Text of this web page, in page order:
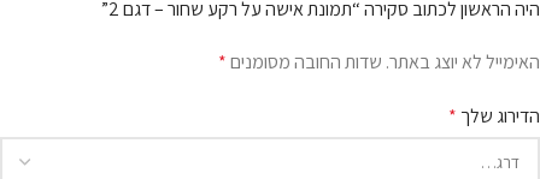
היה הראשון לכתוב סקירה “תמונת אישה על רקע שחור – דגם 2”
האימייל לא יוצג באתר. שדות החובה מסומנים*
הדירוג שלך *